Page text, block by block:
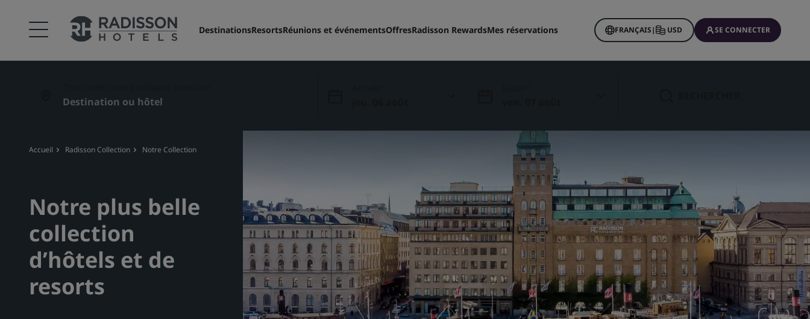
DestinationsResortsRéunions et événementsOffresRadisson RewardsMes réservations FRANÇAIS| USD SE CONNECTER
Accueil Radisson Collection Notre Collection
Notre plus belle
collection
d’hôtels et de
resorts